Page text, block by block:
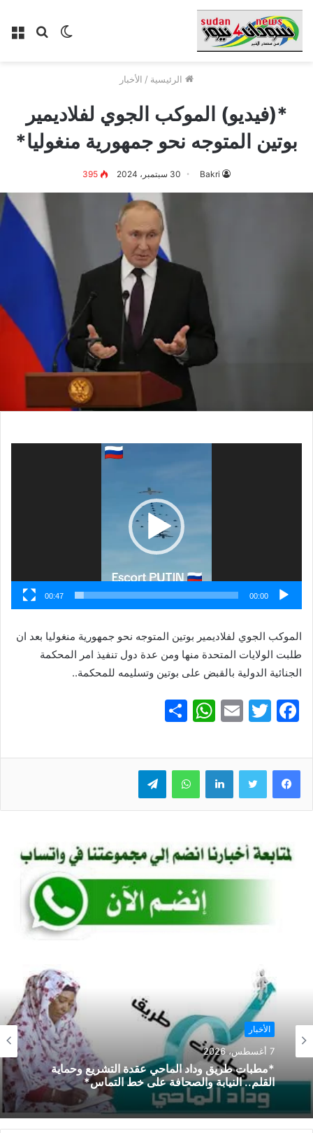
بحث الوضع
الرئيسية / الأخبار
*(فيديو) الموكب الجوي لفلاديمير
بوتين المتوجه نحو جمهورية منغوليا*
Bakri 30 سبتمبر، 2024 395
00:00
00:47
الموكب الجوي لفلاديمير بوتين المتوجه نحو جمهورية منغوليا بعد ان
طلبت الولايات المتحدة منها ومن عدة دول تنفيذ امر المحكمة
الجنائية الدولية بالقبض على بوتين وتسليمه للمحكمة..
F
c
e
b
o
k
T
itt
er
E
ai
l
W
at
s
A
p
ar
e
لينكدإن واتساب تيلقرام
الأخبار
7 أغسطس، 2026
*مطبات طريق ​وداد الماحي ​عقدة التشريع وحماية
القلم.. النيابة والصحافة على خط التماس*